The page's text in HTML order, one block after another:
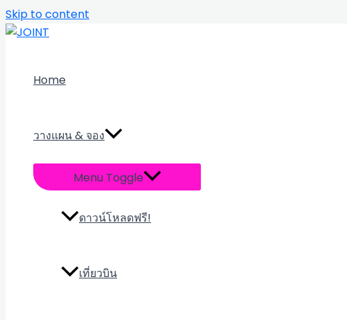
Skip to content
Home
วางแผน & จอง
Menu Toggle
ดาวน์โหลดฟรี!
เที่ยวบิน